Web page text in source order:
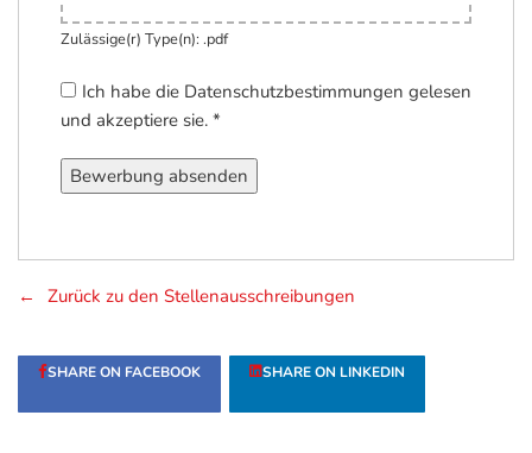
Zulässige(r) Type(n): .pdf
Ich habe die Datenschutzbestimmungen gelesen
und akzeptiere sie. *
Zurück zu den Stellenausschreibungen
SHARE ON FACEBOOK SHARE ON LINKEDIN